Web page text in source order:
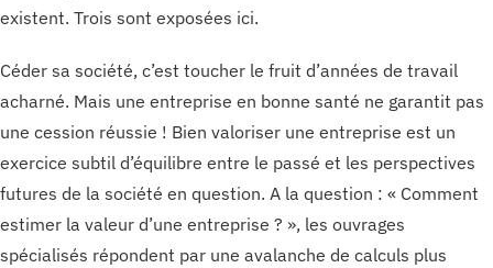
existent. Trois sont exposées ici.
Céder sa société, c’est toucher le fruit d’années de travail
acharné. Mais une entreprise en bonne santé ne garantit pas
une cession réussie ! Bien valoriser une entreprise est un
exercice subtil d’équilibre entre le passé et les perspectives
futures de la société en question. A la question : « Comment
estimer la valeur d’une entreprise ? », les ouvrages
spécialisés répondent par une avalanche de calculs plus